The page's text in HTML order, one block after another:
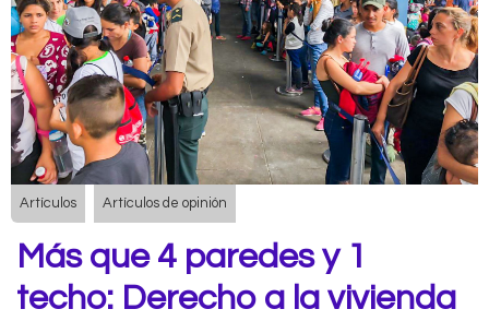
Artículos Artículos de opinión
Más que 4 paredes y 1
techo: Derecho a la vivienda